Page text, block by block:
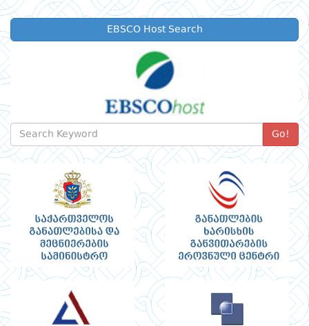
EBSCO Host Search
Go!